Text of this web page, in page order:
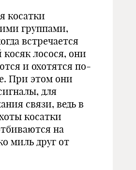
косатки
группами,
встречается
лосося, они
и охотятся по-
При этом они
для
связи, ведь в
косатки
на
миль друг от